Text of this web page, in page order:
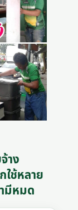
าง
ใช้หลาย
มีหมด